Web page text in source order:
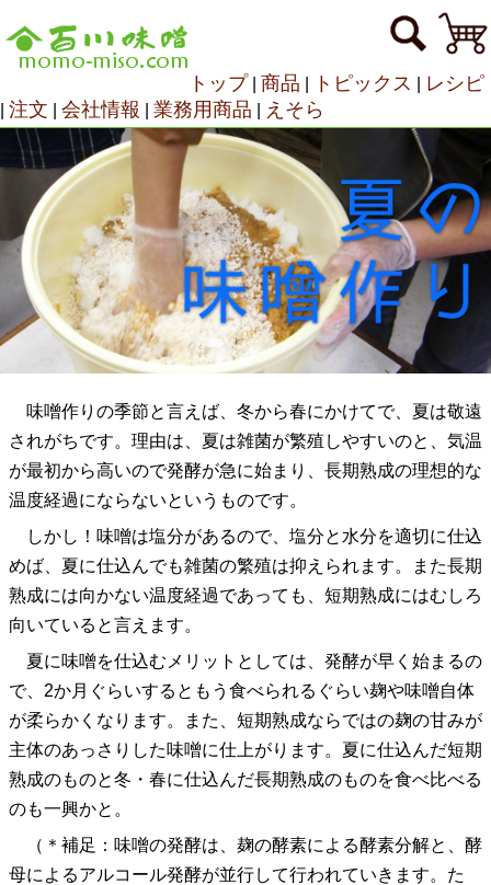
トップ 商品 トピックス レシピ
注文 会社情報 業務用商品 えそら
味噌作りの季節と言えば、冬から春にかけてで、夏は敬遠
されがちです。理由は、夏は雑菌が繁殖しやすいのと、気温
が最初から高いので発酵が急に始まり、長期熟成の理想的な
温度経過にならないというものです。
しかし！味噌は塩分があるので、塩分と水分を適切に仕込
めば、夏に仕込んでも雑菌の繁殖は抑えられます。また長期
熟成には向かない温度経過であっても、短期熟成にはむしろ
向いていると言えます。
夏に味噌を仕込むメリットとしては、発酵が早く始まるの
で、2か月ぐらいするともう食べられるぐらい麹や味噌自体
が柔らかくなります。また、短期熟成ならではの麹の甘みが
主体のあっさりした味噌に仕上がります。夏に仕込んだ短期
熟成のものと冬・春に仕込んだ長期熟成のものを食べ比べる
のも一興かと。
（＊補足：味噌の発酵は、麹の酵素による酵素分解と、酵
母によるアルコール発酵が並行して行われていきます。た